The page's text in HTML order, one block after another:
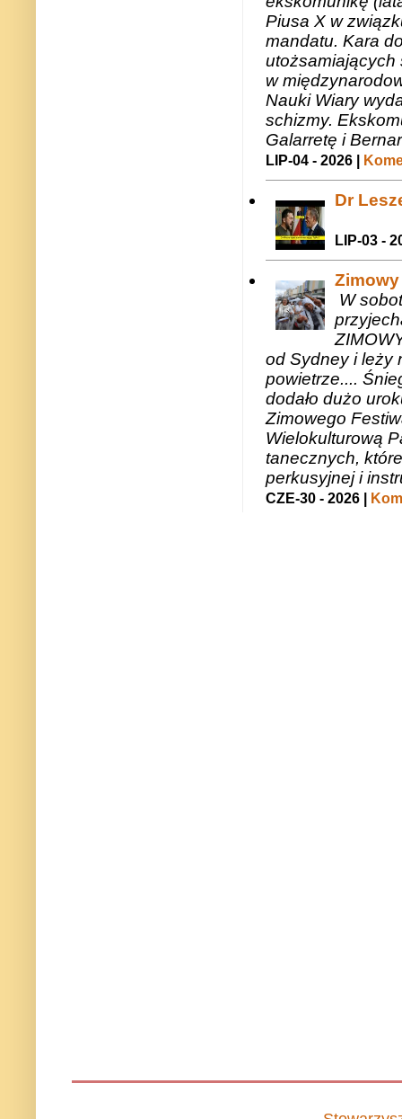
Piusa X w
mandatu. Kara
utożsamiających
w
Nauki Wiary
schizmy.
Galarretę i
LIP-04 - 2026 |
Dr
LIP-03 -
W
od Sydney i leży
powietrze....
dodało dużo
Zimowego
Wielokulturową
tanecznych,
perkusyjnej i
CZE-30 - 2026 |